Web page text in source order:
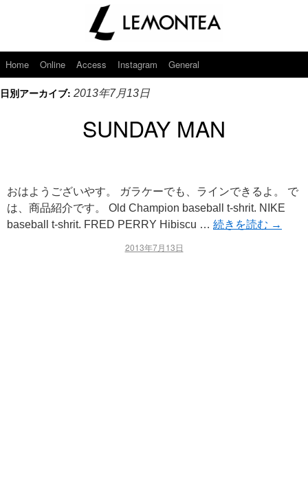
Home Online Access Instagram General
日別アーカイブ: 2013年7月13日
SUNDAY MAN
おはようございやす。 ガラケーでも、ラインできるよ。 で
は、商品紹介です。 Old Champion baseball t-shrit. NIKE
baseball t-shrit. FRED PERRY Hibiscu … 続きを読む →
2013年7月13日